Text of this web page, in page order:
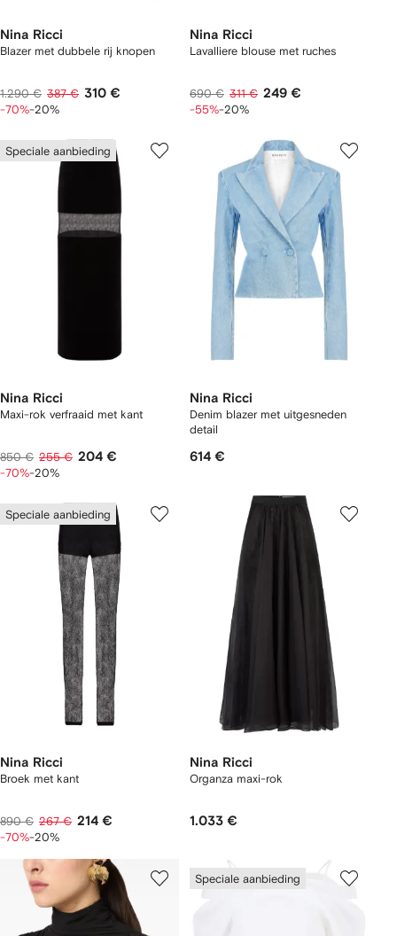
Nina Ricci
Blazer met dubbele rij knopen
1.290 € 387 € 310 €
-70%-20%
Nina Ricci
Lavalliere blouse met ruches
690 € 311 € 249 €
-55%-20%
Speciale aanbieding
Nina Ricci
Maxi-rok verfraaid met kant
850 € 255 € 204 €
-70%-20%
Nina Ricci
Denim blazer met uitgesneden
detail
614 €
Speciale aanbieding
Nina Ricci
Broek met kant
890 € 267 € 214 €
-70%-20%
Nina Ricci
Organza maxi-rok
1.033 €
Speciale aanbieding